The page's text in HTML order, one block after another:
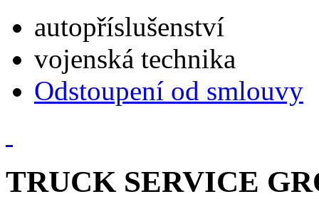
autopříslušenství
vojenská technika
Odstoupení od smlouvy
TRUCK SERVICE